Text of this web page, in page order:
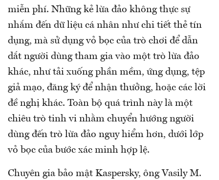
miễn phí. Những kẻ lừa đảo không thực sự
nhắm đến dữ liệu cá nhân như chi tiết thẻ tín
dụng, mà sử dụng vỏ bọc của trò chơi để dẫn
dắt người dùng tham gia vào một trò lừa đảo
khác, như tải xuống phần mềm, ứng dụng, tệp
giả mạo, đăng ký để nhận thưởng, hoặc các lời
đề nghị khác. Toàn bộ quá trình này là một
chiêu trò tinh vi nhằm chuyển hướng người
dùng đến trò lừa đảo nguy hiểm hơn, dưới lớp
vỏ bọc của bước xác minh hợp lệ.
Chuyên gia bảo mật Kaspersky, ông Vasily M.